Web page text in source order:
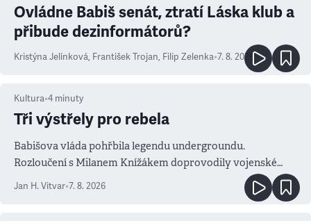
Ovládne Babiš senát, ztratí Láska klub a
přibude dezinformátorů?
Kristýna Jelínková, František Trojan, Filip Zelenka•7. 8. 2026
Kultura•4 minuty
Tři výstřely pro rebela
Babišova vláda pohřbila legendu undergroundu.
Rozloučení s Milanem Knížákem doprovodily vojenské
Jan H. Vitvar•7. 8. 2026